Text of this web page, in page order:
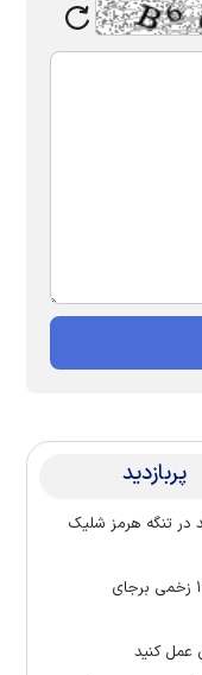
پربازدید
در تنگه هرمز شلیک
انفجار اتوبوس در حومه دمشق ۲ کشته و ۱۳ زخمی برجای
عمل کنید